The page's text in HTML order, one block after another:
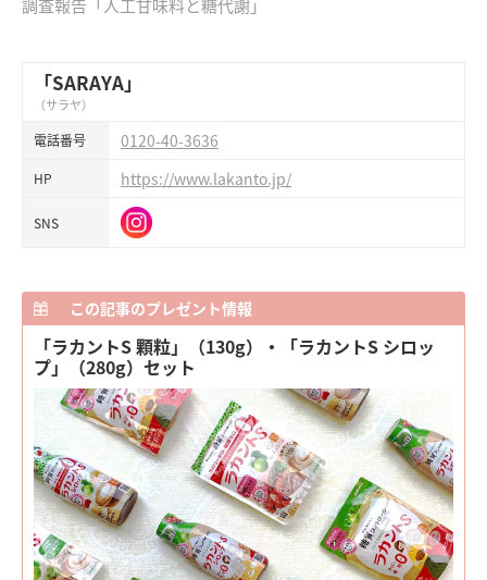
「SARAYA」
（サラヤ）
電話番号 0120-40-3636
HP https://www.lakanto.jp/
SNS
この記事のプレゼント情報
「ラカントS 顆粒」（130g）・「ラカントS シロッ
プ」（280g）セット